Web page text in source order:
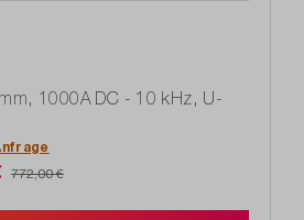
1000A DC - 10 kHz, U-
772,00 €